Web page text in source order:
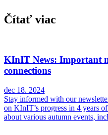
Čítať viac
KInIT News: Important
connections
dec 18. 2024
Stay informed with our
on KInIT’s progress in 4 years
about various autumn events,